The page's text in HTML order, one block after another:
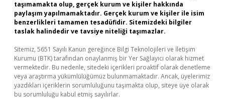
taşımamakta olup, gerçek kurum ve kişiler hakkında
paylaşım yapılmamaktadır. Gerçek kurum ve kişiler ile isim
benzerlikleri tamamen tesadüfidir. Sitemizdeki bilgiler
taslak halindedir ve tavsiye niteliği taşımazlar.
Sitemiz, 5651 Sayılı Kanun gereğince Bilgi Teknolojileri ve İletişim
Kurumu (BTK) tarafından onaylanmış bir Yer Sağlayıcı olarak hizmet
vermektedir. Bu nedenle, sitedeki içerikleri proaktif olarak denetleme
veya araştırma yükümlülüğümüz bulunmamaktadır. Ancak, üyelerimiz
yazdıkları içeriklerin sorumluluğunu taşımakta olup, siteye üye olarak
bu sorumluluğu kabul etmiş sayılırlar.